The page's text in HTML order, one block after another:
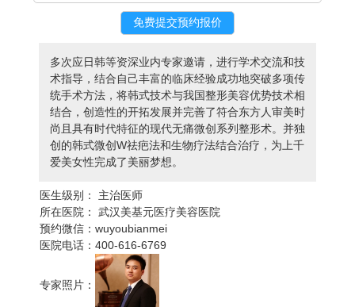
多次应日韩等资深业内专家邀请，进行学术交流和技
术指导，结合自己丰富的临床经验成功地突破多项传
统手术方法，将韩式技术与我国整形美容优势技术相
结合，创造性的开拓发展并完善了符合东方人审美时
尚且具有时代特征的现代无痛微创系列整形术。并独
创的韩式微创W祛疤法和生物疗法结合治疗，为上千
爱美女性完成了美丽梦想。
医生级别：
主治医师
所在医院：
武汉美基元医疗美容医院
预约微信：wuyoubianmei
医院电话：400-616-6769
专家照片：